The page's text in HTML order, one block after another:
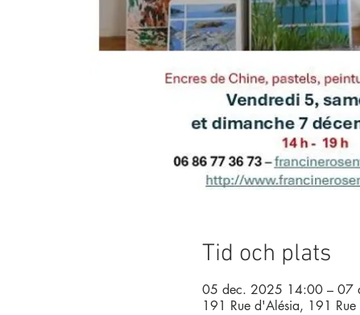
Tid och plats
05 dec. 2025 14:00 – 07
191 Rue d'Alésia, 191